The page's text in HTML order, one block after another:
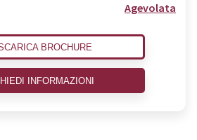
Agevolata
BROCHURE
INFORMAZIONI